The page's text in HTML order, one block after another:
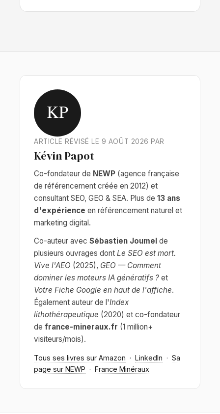
KP
ARTICLE RÉVISÉ LE 9 AOÛT 2026 PAR
Kévin Papot
Co-fondateur de NEWP (agence française
de référencement créée en 2012) et
consultant SEO, GEO & SEA. Plus de 13 ans
d'expérience en référencement naturel et
marketing digital.
Co-auteur avec Sébastien Joumel de
plusieurs ouvrages dont Le SEO est mort.
Vive l'AEO (2025), GEO — Comment
dominer les moteurs IA génératifs ? et
Votre Fiche Google en haut de l'affiche.
Également auteur de l'Index
lithothérapeutique (2020) et co-fondateur
de france-mineraux.fr (1 million+
visiteurs/mois).
Tous ses livres sur Amazon · LinkedIn · Sa
page sur NEWP · France Minéraux